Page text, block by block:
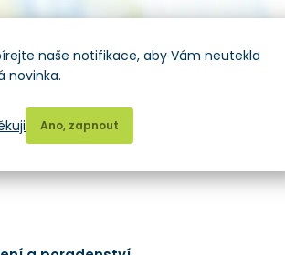
naše notifikace, aby Vám neutekla
novinka.
Ano, zapnout